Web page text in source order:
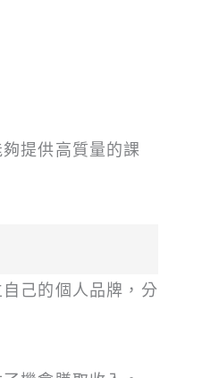
提供高質量的課
己的個人品牌，分